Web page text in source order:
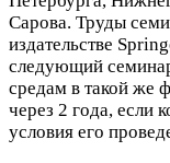
Сарова. Труды
издательстве
следующий
средам в такой же
через 2 года, если
условия его